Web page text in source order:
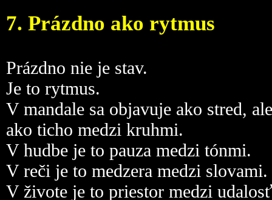
7. Prázdno ako rytmus
Prázdno nie je stav.
Je to rytmus.
V mandale sa objavuje ako stred,
ako ticho medzi kruhmi.
V hudbe je to pauza medzi tónmi.
V reči je to medzera medzi slovami.
V živote je to priestor medzi